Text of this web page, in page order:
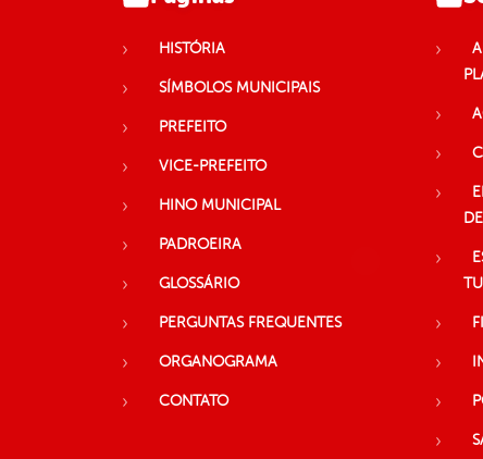
HISTÓRIA
SÍMBOLOS MUNICIPAIS
PREFEITO
VICE-PREFEITO
HINO MUNICIPAL
PADROEIRA
GLOSSÁRIO
PERGUNTAS FREQUENTES
ORGANOGRAMA
CONTATO